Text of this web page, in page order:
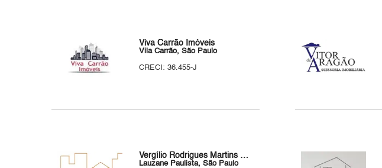
Viva Carrão Imóveis
Vila Carrão, São Paulo
CRECI: 36.455-J
Vergílio Rodrigues Martins Corretor de Imóveis
Lauzane Paulista, São Paulo